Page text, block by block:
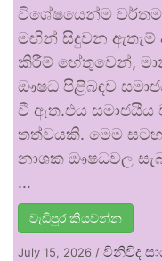
විශේෂයෙන්ම
මඟින් සිදුවන ඇතැම්
කිරීම් හේතුවෙන්,
ඖෂධ පිළිබඳව
වී ඇත.එය සමාජයීය
තත්වයකි. මෙම
නාශක ඖෂධවල
…
වැඩිපුර කියවන්න
July 15, 2026 / විනිවිද